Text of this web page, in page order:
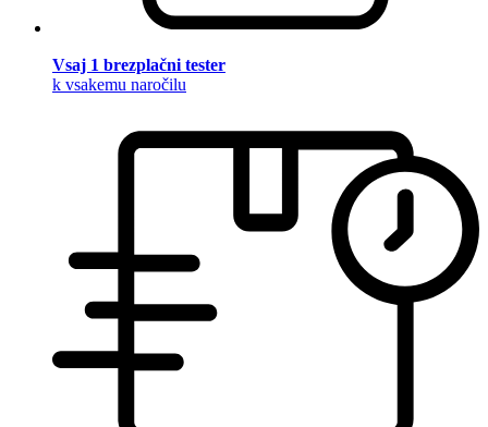
Vsaj 1 brezplačni tester
k vsakemu naročilu